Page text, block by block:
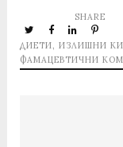
ДИЕТИ, ИЗЛИШНИ
ФАМАЦЕВТИЧНИ
SHARE